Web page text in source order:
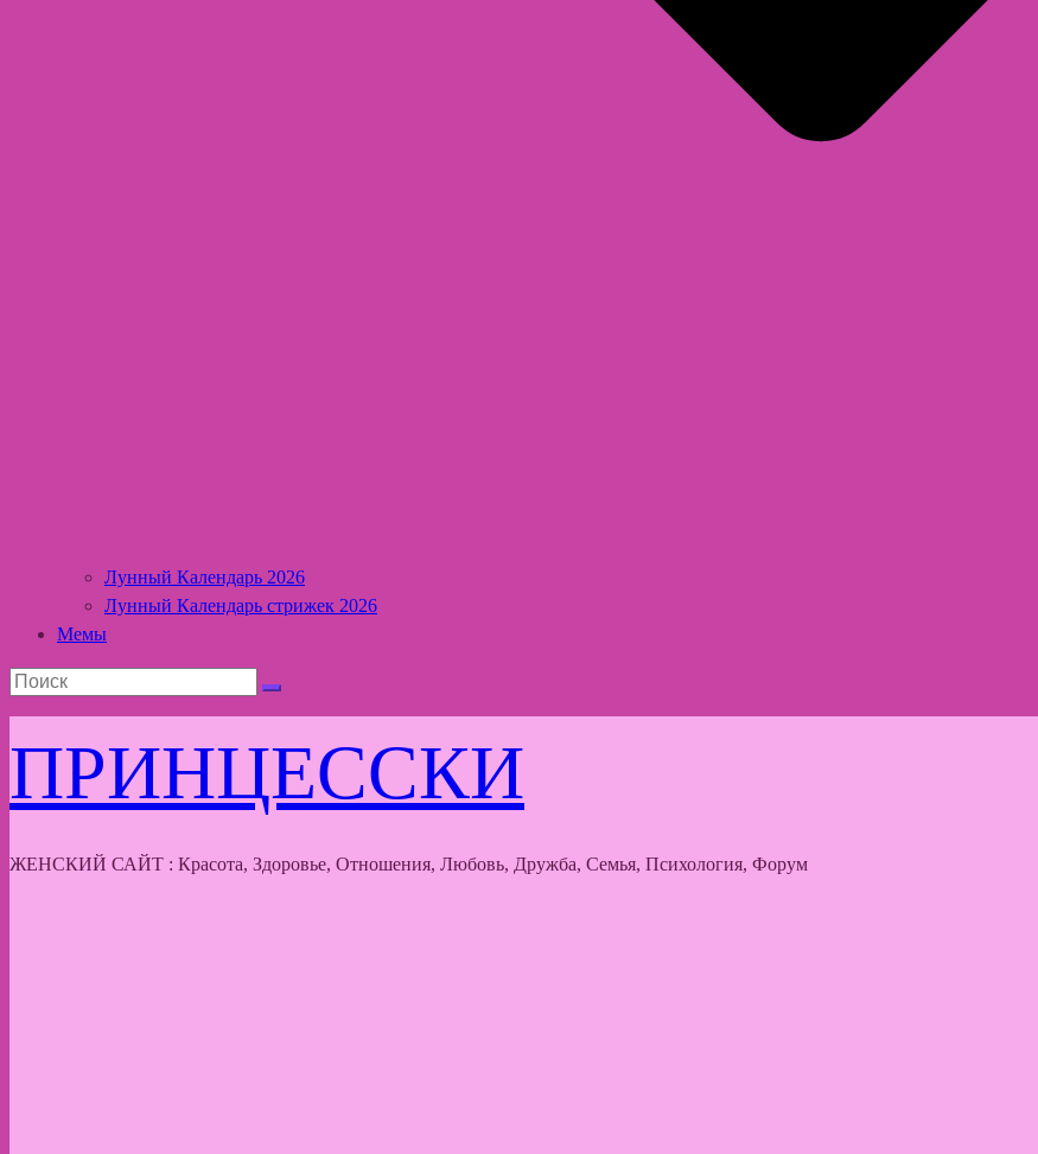
Лунный Календарь 2026
Лунный Календарь стрижек 2026
Мемы
ПРИНЦЕССКИ
ЖЕНСКИЙ САЙТ : Красота, Здоровье, Отношения, Любовь, Дружба, Семья, Психология, Форум